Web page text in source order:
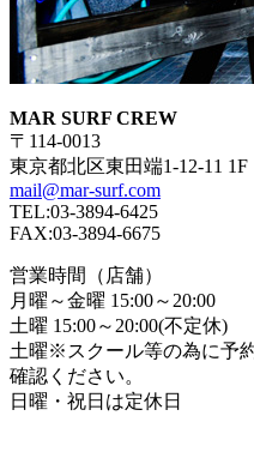
MAR SURF CREW
〒114-0013
東京都北区東田端1-12-11 1F
mail@mar-surf.com
TEL:03-3894-6425
FAX:03-3894-6675
営業時間（店舗）
月曜～金曜 15:00～20:00
土曜 15:00～20:00(不定休)
土曜※スクール等の為に予
確認ください。
日曜・祝日は定休日